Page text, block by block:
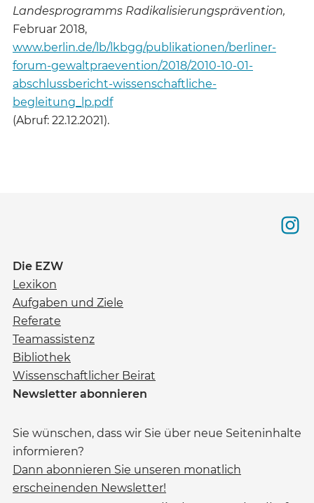
Landesprogramms Radikalisierungsprävention,
Februar 2018,
www.berlin.de/lb/lkbgg/publikationen/berliner-
forum-gewaltpraevention/2018/2010-10-01-
abschlussbericht-wissenschaftliche-
begleitung_lp.pdf
(Abruf: 22.12.2021).
Die EZW
Lexikon
Aufgaben und Ziele
Referate
Teamassistenz
Bibliothek
Wissenschaftlicher Beirat
Newsletter abonnieren
Sie wünschen, dass wir Sie über neue Seiteninhalte
informieren?
Dann abonnieren Sie unseren monatlich
erscheinenden Newsletter!